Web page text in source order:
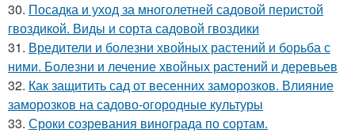
30. Посадка и уход за многолетней садовой перистой
гвоздикой. Виды и сорта садовой гвоздики
31. Вредители и болезни хвойных растений и борьба с
ними. Болезни и лечение хвойных растений и деревьев
32. Как защитить сад от весенних заморозков. Влияние
заморозков на садово-огородные культуры
33. Сроки созревания винограда по сортам.